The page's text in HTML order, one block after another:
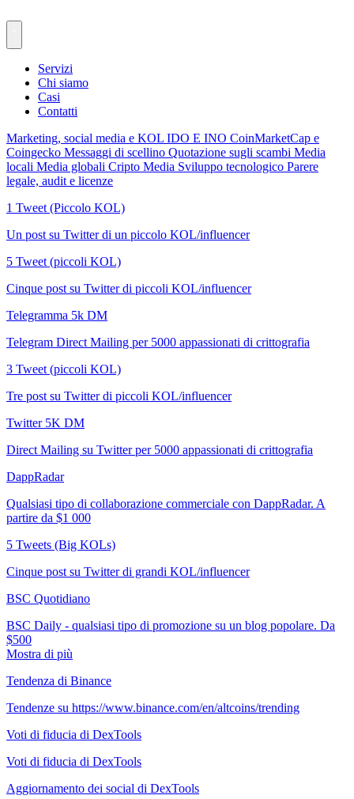
Servizi
Chi siamo
Casi
Contatti
Marketing, social media e KOL IDO E INO CoinMarketCap e
Coingecko Messaggi di scellino Quotazione sugli scambi Media
locali Media globali Cripto Media Sviluppo tecnologico Parere
legale, audit e licenze
1 Tweet (Piccolo KOL)
Un post su Twitter di un piccolo KOL/influencer
5 Tweet (piccoli KOL)
Cinque post su Twitter di piccoli KOL/influencer
Telegramma 5k DM
Telegram Direct Mailing per 5000 appassionati di crittografia
3 Tweet (piccoli KOL)
Tre post su Twitter di piccoli KOL/influencer
Twitter 5K DM
Direct Mailing su Twitter per 5000 appassionati di crittografia
DappRadar
Qualsiasi tipo di collaborazione commerciale con DappRadar. A
partire da $1 000
5 Tweets (Big KOLs)
Cinque post su Twitter di grandi KOL/influencer
BSC Quotidiano
BSC Daily - qualsiasi tipo di promozione su un blog popolare. Da
$500
Mostra di più
Tendenza di Binance
Tendenze su https://www.binance.com/en/altcoins/trending
Voti di fiducia di DexTools
Voti di fiducia di DexTools
Aggiornamento dei social di DexTools